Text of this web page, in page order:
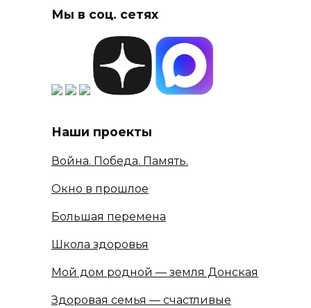
Мы в соц. сетях
Наши проекты
Война. Победа. Память.
Окно в прошлое
Большая перемена
Школа здоровья
Мой дом родной — земля Донская
Здоровая семья — счастливые